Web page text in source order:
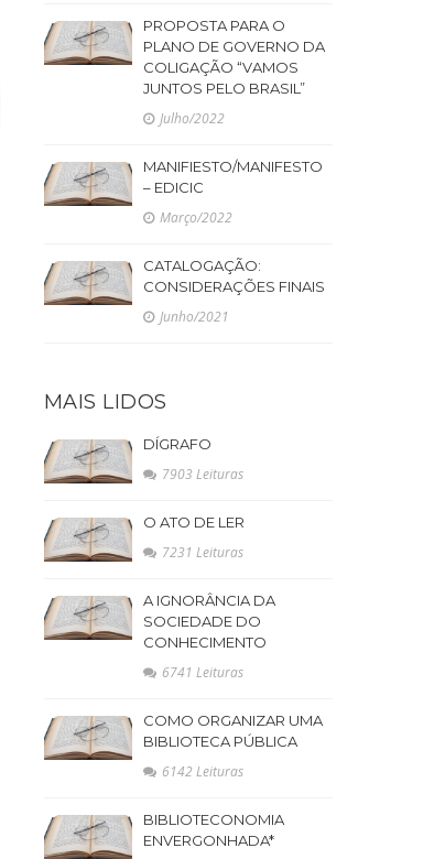
PROPOSTA PARA O
PLANO DE GOVERNO DA
COLIGAÇÃO “VAMOS
JUNTOS PELO BRASIL”
Julho/2022
MANIFIESTO/MANIFESTO
– EDICIC
Março/2022
CATALOGAÇÃO:
CONSIDERAÇÕES FINAIS
Junho/2021
MAIS LIDOS
DÍGRAFO
7903 Leituras
O ATO DE LER
7231 Leituras
A IGNORÂNCIA DA
SOCIEDADE DO
CONHECIMENTO
6741 Leituras
COMO ORGANIZAR UMA
BIBLIOTECA PÚBLICA
6142 Leituras
BIBLIOTECONOMIA
ENVERGONHADA*